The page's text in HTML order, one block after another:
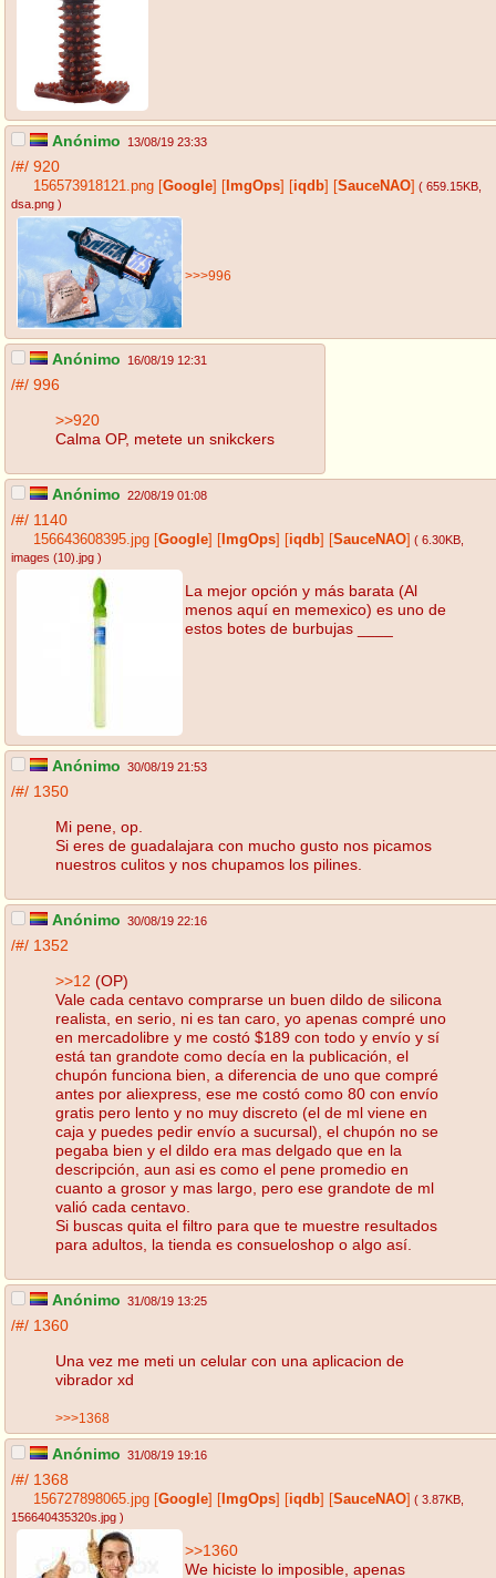
Anónimo 13/08/19 23:33
/#/ 920
156573918121.png Google ImgOps iqdb SauceNAO ( 659.15KB
dsa.png )
>>>996
Anónimo 16/08/19 12:31
/#/ 996
>>920
Calma OP, metete un snikckers
Anónimo 22/08/19 01:08
/#/ 1140
156643608395.jpg Google ImgOps iqdb SauceNAO ( 6.30KB
images (10).jpg )
La mejor opción y más barata (Al
menos aquí en memexico) es uno de
estos botes de burbujas ____
Anónimo 30/08/19 21:53
/#/ 1350
Mi pene, op.
Si eres de guadalajara con mucho gusto nos picamos
nuestros culitos y nos chupamos los pilines.
Anónimo 30/08/19 22:16
/#/ 1352
>>12 (OP)
Vale cada centavo comprarse un buen dildo de silicona
realista, en serio, ni es tan caro, yo apenas compré uno
en mercadolibre y me costó $189 con todo y envío y sí
está tan grandote como decía en la publicación, el
chupón funciona bien, a diferencia de uno que compré
antes por aliexpress, ese me costó como 80 con envío
gratis pero lento y no muy discreto (el de ml viene en
caja y puedes pedir envío a sucursal), el chupón no se
pegaba bien y el dildo era mas delgado que en la
descripción, aun asi es como el pene promedio en
cuanto a grosor y mas largo, pero ese grandote de ml
valió cada centavo.
Si buscas quita el filtro para que te muestre resultados
para adultos, la tienda es consueloshop o algo así.
Anónimo 31/08/19 13:25
/#/ 1360
Una vez me meti un celular con una aplicacion de
vibrador xd
>>>1368
Anónimo 31/08/19 19:16
/#/ 1368
156727898065.jpg Google ImgOps iqdb SauceNAO ( 3.87KB
156640435320s.jpg )
>>1360
We hiciste lo imposible, apenas